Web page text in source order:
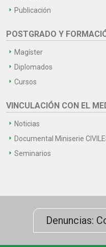
Publicación
POSTGRADO Y
Magíster
Diplomados
Cursos
VINCULACIÓN CON EL
Noticias
Documental Miniserie
Seminarios
Denuncias: